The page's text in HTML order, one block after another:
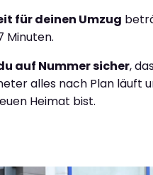
für deinen Umzug
Minuten.
auf Nummer sicher,
alles nach Plan läuft
Heimat bist.